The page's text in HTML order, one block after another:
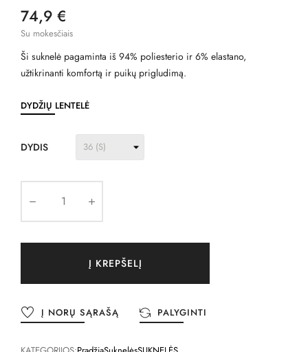
74,9 €
Su mokesčiais
Ši suknelė pagaminta iš 94% poliesterio ir 6% elastano,
užtikrinanti komfortą ir puikų prigludimą.
DYDŽIŲ LENTELĖ
DYDIS
Į KREPŠELĮ
Į NORŲ SĄRAŠĄ PALYGINTI